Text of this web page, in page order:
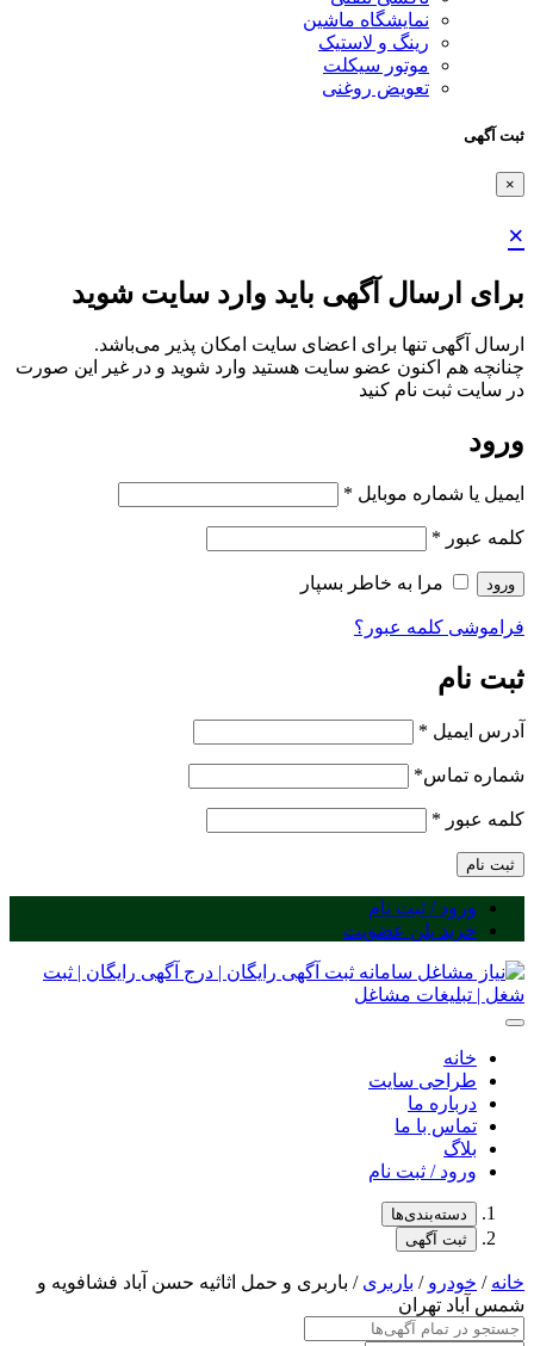
نمایشگاه ماشین
رینگ و لاستیک
موتور سیکلت
تعویض روغنی
ثبت آگهی
×
×
برای ارسال آگهی باید وارد سایت شوید
ارسال آگهی تنها برای اعضای سایت امکان پذیر می‌باشد.
چنانچه هم‌ اکنون عضو سایت هستید وارد شوید و در غیر این صورت
در سایت ثبت نام کنید
ورود
ایمیل یا شماره موبایل *
کلمه عبور *
ورود مرا به خاطر بسپار
فراموشی کلمه عبور؟
ثبت نام
آدرس ایمیل *
شماره تماس*
کلمه عبور *
ثبت نام
ورود / ثبت نام
خرید پلن عضویت
خانه
طراحی سایت
درباره ما
تماس با ما
بلاگ
ورود / ثبت نام
دسته‌بندی‌ها
ثبت آگهی
خانه/ خودرو/ باربری/ باربری و حمل اثاثیه حسن آباد فشافویه و
شمس آباد تهران